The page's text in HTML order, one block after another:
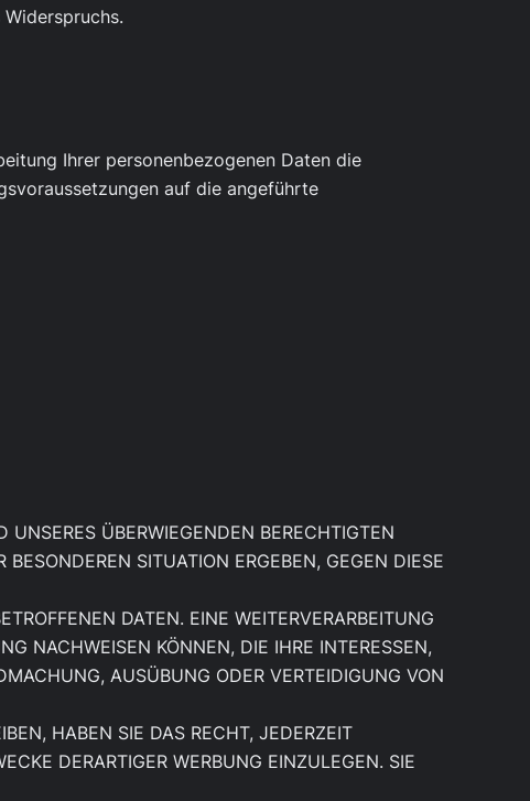
Ihrer personenbezogenen Daten die
auf die angeführte
ÜBERWIEGENDEN BERECHTIGTEN
SITUATION ERGEBEN, GEGEN DIESE
DATEN. EINE WEITERVERARBEITUNG
NACHWEISEN KÖNNEN, DIE IHRE INTERESSEN,
AUSÜBUNG ODER VERTEIDIGUNG VON
HABEN SIE DAS RECHT, JEDERZEIT
DERARTIGER WERBUNG EINZULEGEN. SIE